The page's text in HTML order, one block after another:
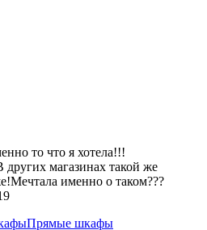
то что я хотела!!!
магазинах такой же
именно о таком???
Прямые шкафы